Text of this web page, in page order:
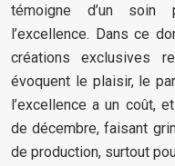
témoigne d’un soin
l’excellence. Dans ce
créations exclusives
évoquent le plaisir, le
l’excellence a un coût,
de décembre, faisant
de production, surtout